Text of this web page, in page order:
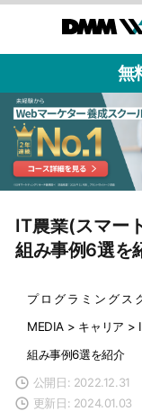
無
IT農業(スマー
組み事例6選を
プログラミングス
MEDIA > キャリア >
組み事例6選を紹介
公開日: 2022.12.31
更新日: 2024.01.03